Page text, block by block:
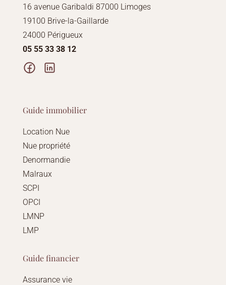
16 avenue Garibaldi 87000 Limoges
19100 Brive-la-Gaillarde
24000 Périgueux
05 55 33 38 12
Guide immobilier
Location Nue
Nue propriété
Denormandie
Malraux
SCPI
OPCI
LMNP
LMP
Guide financier
Assurance vie